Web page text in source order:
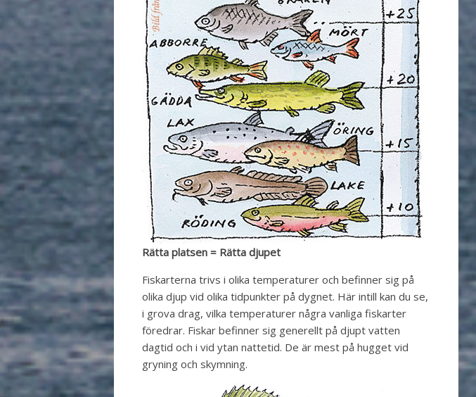
Rätta platsen = Rätta djupet
Fiskarterna trivs i olika temperaturer och befinner sig på
olika djup vid olika tidpunkter på dygnet. Här intill kan du se,
i grova drag, vilka temperaturer några vanliga fiskarter
föredrar. Fiskar befinner sig generellt på djupt vatten
dagtid och i vid ytan nattetid. De är mest på hugget vid
gryning och skymning.